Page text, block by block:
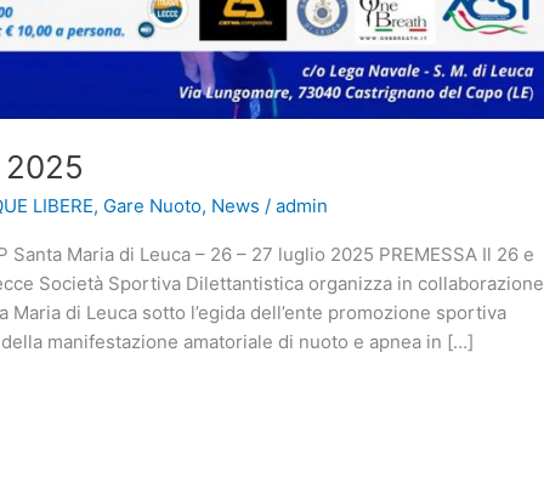
2025
LIBERE, Gare Nuoto, News /admin
Santa Maria di Leuca – 26 – 27 luglio 2025 PREMESSA Il 26 e
Società Sportiva Dilettantistica organizza in collaborazione
Maria di Leuca sotto l’egida dell’ente promozione sportiva
manifestazione amatoriale di nuoto e apnea in […]